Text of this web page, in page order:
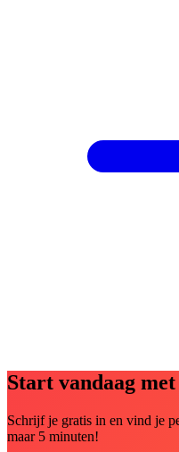
Start vandaag
Schrijf je gratis in en vind je
maar 5 minuten!